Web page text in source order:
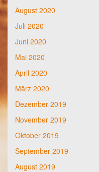
August 2020
Juli 2020
Juni 2020
Mai 2020
April 2020
März 2020
Dezember 2019
November 2019
Oktober 2019
September 2019
August 2019